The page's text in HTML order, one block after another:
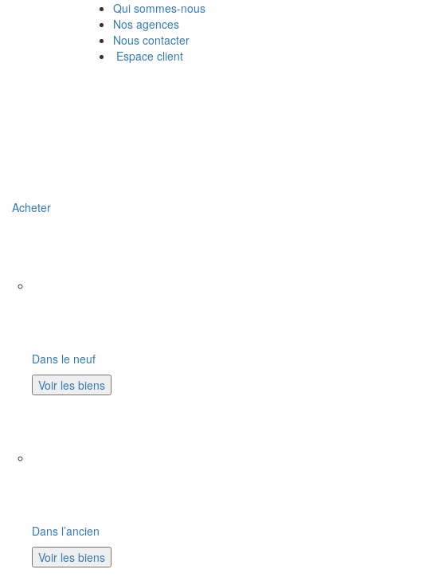
Qui sommes-nous
Nos agences
Nous contacter
Espace client
Acheter
Dans le neuf
Voir les biens
Dans l’ancien
Voir les biens